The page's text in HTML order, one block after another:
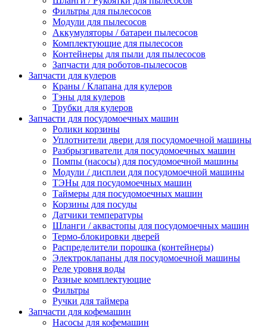
Фильтры для пылесосов
Модули для пылесосов
Аккумуляторы / батареи пылесосов
Комплектующие для пылесосов
Контейнеры для пыли для пылесосов
Запчасти для роботов-пылесосов
Запчасти для кулеров
Краны / Клапана для кулеров
Тэны для кулеров
Трубки для кулеров
Запчасти для посудомоечных машин
Ролики корзины
Уплотнители двери для посудомоечной машины
Разбрызгиватели для посудомоечных машин
Помпы (насосы) для посудомоечной машины
Модули / дисплеи для посудомоечной машины
ТЭНы для посудомоечных машин
Таймеры для посудомоечных машин
Корзины для посуды
Датчики температуры
Шланги / аквастопы для посудомоечных машин
Термо-блокировки дверей
Распределители порошка (контейнеры)
Электроклапаны для посудомоечной машины
Реле уровня воды
Разные комплектующие
Фильтры
Ручки для таймера
Запчасти для кофемашин
Насосы для кофемашин